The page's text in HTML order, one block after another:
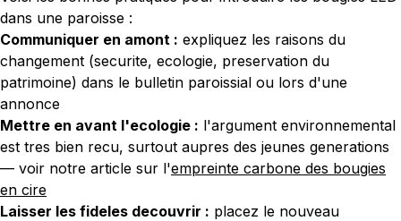
dans une paroisse :
Communiquer en amont : expliquez les raisons du
changement (securite, ecologie, preservation du
patrimoine) dans le bulletin paroissial ou lors d'une
annonce
Mettre en avant l'ecologie : l'argument environnemental
est tres bien recu, surtout aupres des jeunes generations
— voir notre article sur l'empreinte carbone des bougies
en cire
Laisser les fideles decouvrir : placez le nouveau